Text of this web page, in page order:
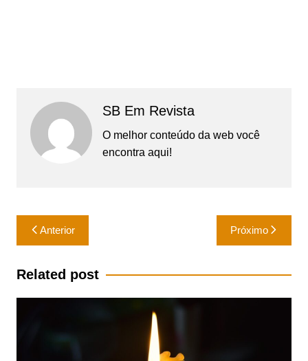
SB Em Revista
O melhor conteúdo da web você
encontra aqui!
Navegação
de
Post
Anterior Próximo
Related post